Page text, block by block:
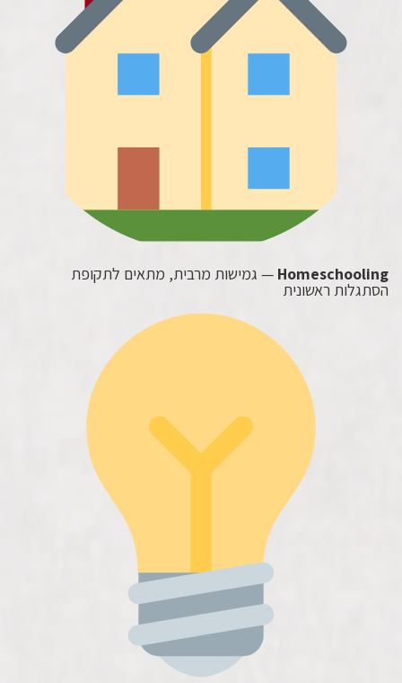
Homeschooling — גמישות מרבית, מתאים לתקופת
הסתגלות ראשונית